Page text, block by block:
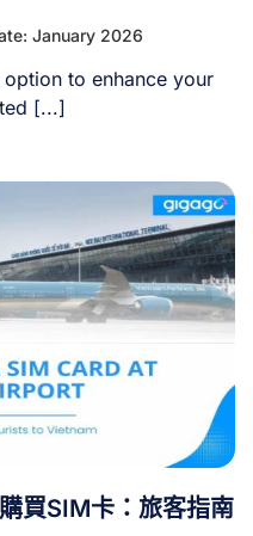
January 2026
to enhance your
[...]
買SIM卡：旅客指南